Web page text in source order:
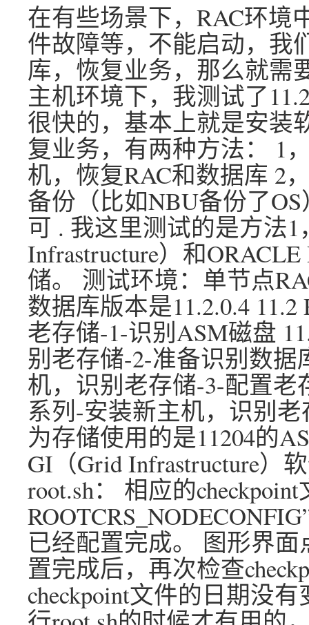
在有些场景下，RAC环境
件故障等，不能启动，我
库，恢复业务，那么就需
主机环境下，我测试了
很快的，基本上就是安装
复业务，有两种方法： 1
机，恢复RAC和数据库 2
备份（比如NBU备份了
可 . 我这里测试的是方法
Infrastructure）和
储。 测试环境：单节点
数据库版本是11.2.0.4
老存储-1-识别ASM磁盘
别老存储-2-准备识别数据
机，识别老存储-3-配置老
系列-安装新主机，识别
为存储使用的是11204的
GI（Grid Infrastructure）
root.sh： 相应的
已经配置完成。 图形界
置完成后，再次检查
checkpoint文件的日期没